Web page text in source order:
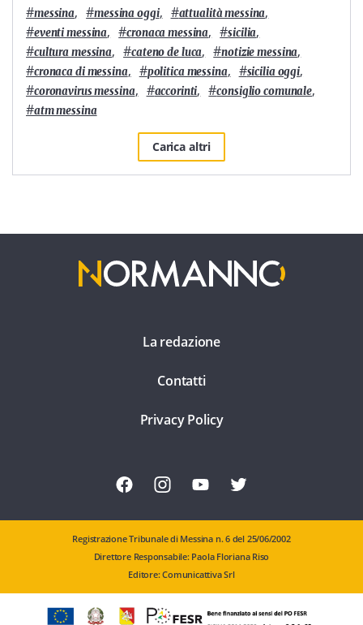
#messina, #messina oggi, #attualità messina,
#eventi messina, #cronaca messina, #sicilia,
#cultura messina, #cateno de luca, #notizie messina,
#cronaca di messina, #politica messina, #sicilia oggi,
#coronavirus messina, #accorinti, #consiglio comunale,
#atm messina
Carica altri
La redazione
Contatti
Privacy Policy
Registrazione Tribunale di Messina n. 6 del 25/06/2002
Direttore Responsabile: Paola Floriana Riso
Editore: Comunicattiva Srl